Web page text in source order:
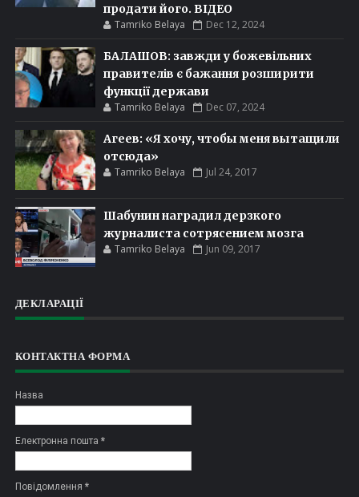
продати його. ВІДЕО
Tamriko Belaya Dec 12, 2024
БАЛАШОВ: завжди у божевільних
правителів є бажання розширити
функції держави
Tamriko Belaya Dec 07, 2024
Агеев: «Я хочу, чтобы меня вытащили
отсюда»
Tamriko Belaya Jul 24, 2017
Шабунин наградил дерзкого
журналиста сотрясением мозга
Tamriko Belaya Jun 09, 2017
ДЕКЛАРАЦІЇ
КОНТАКТНА ФОРМА
Назва
Електронна пошта *
Повідомлення *